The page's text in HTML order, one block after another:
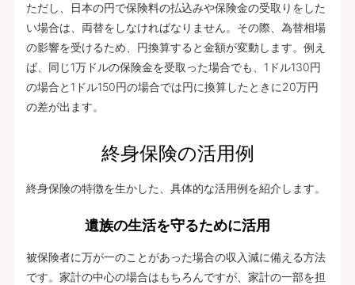
ただし、日本の円で保険料の払込みや保険金の受取りをした
い場合は、両替をしなければなりません。その際、為替相場
の影響を受けるため、円換算すると金額が変動します。例え
ば、同じ1万ドルの保険金を受取った場合でも、1ドル130円
の場合と1ドル150円の場合では円に換算したときに20万円
の差が出ます。
終身保険の活用例
終身保険の特徴を生かした、具体的な活用例を紹介します。
遺族の生活を守るために活用
被保険者に万が一のことがあった場合の収入減に備える方法
です。家計の中心の場合はもちろんですが、家計の一部を担